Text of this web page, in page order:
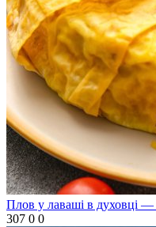
Плов у лаваші в духовці
307 0 0